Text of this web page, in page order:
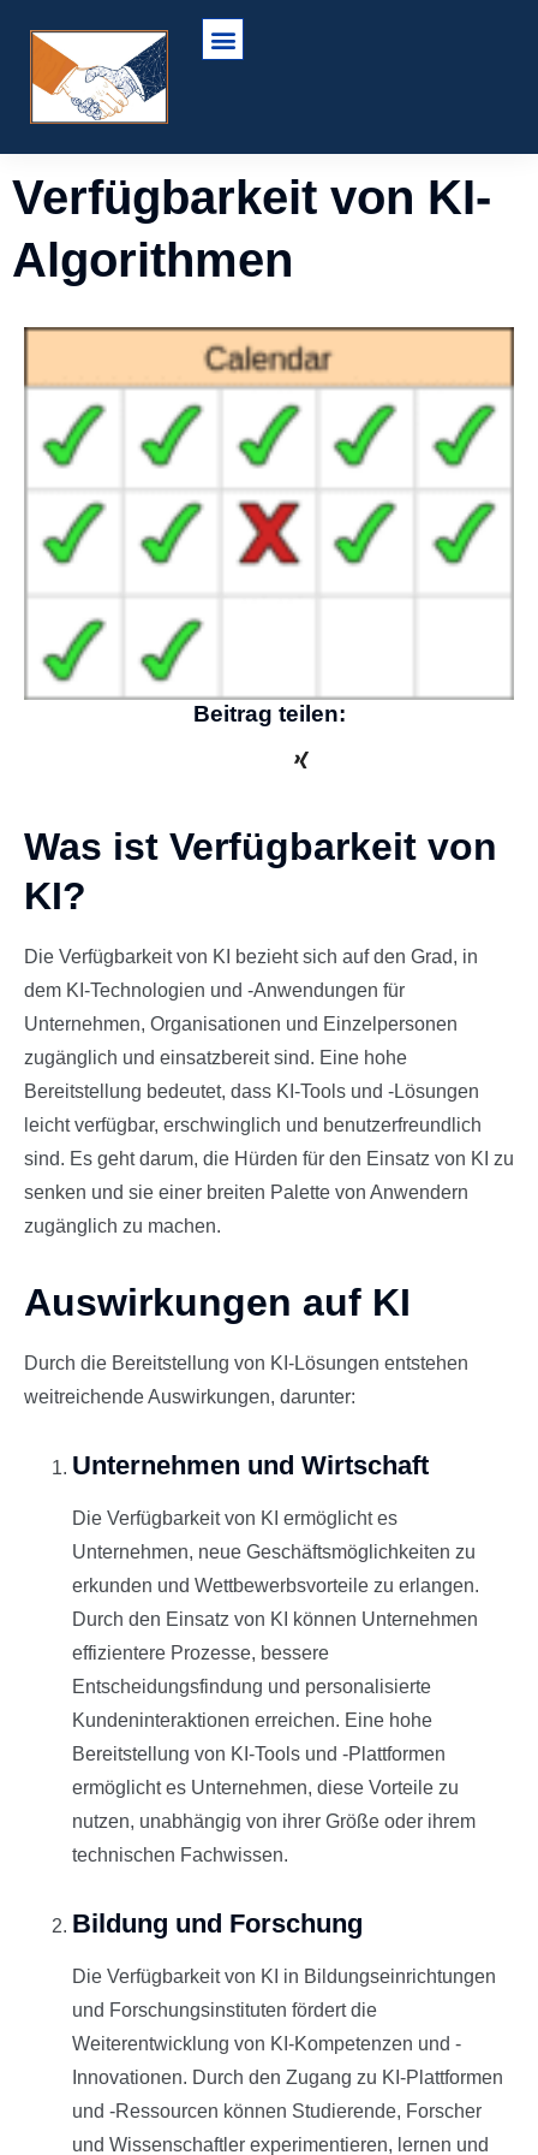
Verfügbarkeit von KI-
Algorithmen
Beitrag teilen:
Was ist Verfügbarkeit von
KI?
Die Verfügbarkeit von KI bezieht sich auf den Grad, in
dem KI-Technologien und -Anwendungen für
Unternehmen, Organisationen und Einzelpersonen
zugänglich und einsatzbereit sind. Eine hohe
Bereitstellung bedeutet, dass KI-Tools und -Lösungen
leicht verfügbar, erschwinglich und benutzerfreundlich
sind. Es geht darum, die Hürden für den Einsatz von KI zu
senken und sie einer breiten Palette von Anwendern
zugänglich zu machen.
Auswirkungen auf KI
Durch die Bereitstellung von KI-Lösungen entstehen
weitreichende Auswirkungen, darunter:
Unternehmen und Wirtschaft
Die Verfügbarkeit von KI ermöglicht es
Unternehmen, neue Geschäftsmöglichkeiten zu
erkunden und Wettbewerbsvorteile zu erlangen.
Durch den Einsatz von KI können Unternehmen
effizientere Prozesse, bessere
Entscheidungsfindung und personalisierte
Kundeninteraktionen erreichen. Eine hohe
Bereitstellung von KI-Tools und -Plattformen
ermöglicht es Unternehmen, diese Vorteile zu
nutzen, unabhängig von ihrer Größe oder ihrem
technischen Fachwissen.
Bildung und Forschung
Die Verfügbarkeit von KI in Bildungseinrichtungen
und Forschungsinstituten fördert die
Weiterentwicklung von KI-Kompetenzen und -
Innovationen. Durch den Zugang zu KI-Plattformen
und -Ressourcen können Studierende, Forscher
und Wissenschaftler experimentieren, lernen und